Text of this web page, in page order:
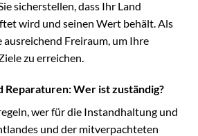
sicherstellen, dass Ihr Land
wird und seinen Wert behält. Als
ausreichend Freiraum, um Ihre
zu erreichen.
Reparaturen: Wer ist zuständig?
wer für die Instandhaltung und
und der mitverpachteten